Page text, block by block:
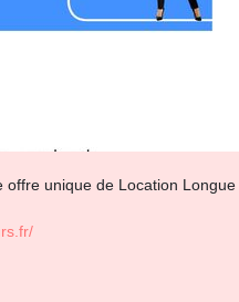
unique de Location